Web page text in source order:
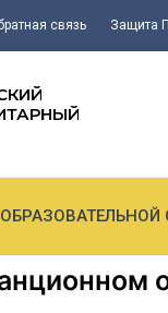
связь Защита